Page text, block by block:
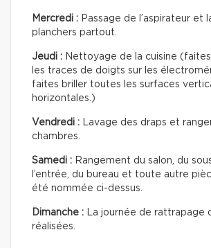
Mercredi : Passage de l’aspirateur et
planchers partout.
Jeudi : Nettoyage de la cuisine
les traces de doigts sur les
faites briller toutes les surfaces
horizontales.)
Vendredi : Lavage des draps et
chambres.
Samedi : Rangement du salon, du
l’entrée, du bureau et toute autre
été nommée ci-dessus.
Dimanche : La journée de rattrapage
réalisées.